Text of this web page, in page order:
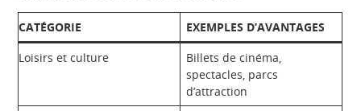
CATÉGORIE
EXEMPLES D’AVANTAGES
Loisirs et culture
Billets de cinéma,
spectacles, parcs
d’attraction